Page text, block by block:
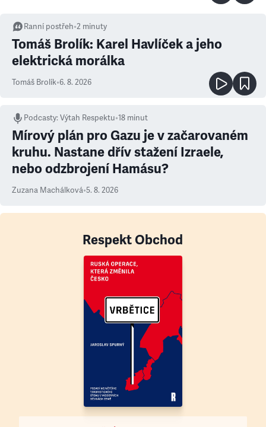
Ranní postřeh•2 minuty
Tomáš Brolík: Karel Havlíček a jeho
elektrická morálka
Tomáš Brolík•6. 8. 2026
Podcasty:Výtah Respektu•18 minut
Mírový plán pro Gazu je v začarovaném
kruhu. Nastane dřív stažení Izraele,
nebo odzbrojení Hamásu?
Zuzana Machálková•5. 8. 2026
Respekt Obchod